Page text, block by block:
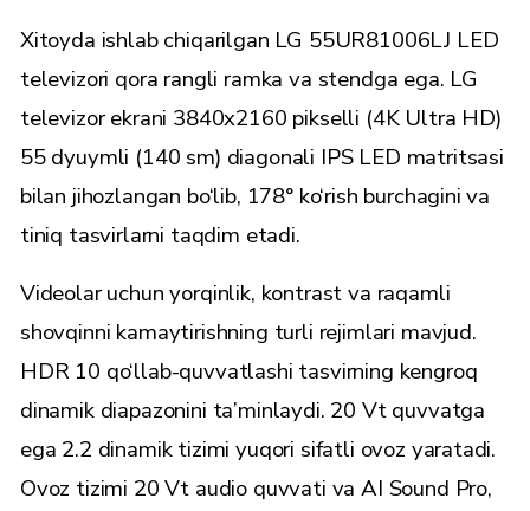
Xitoyda ishlab chiqarilgan LG 55UR81006LJ LED
televizori qora rangli ramka va stendga ega. LG
televizor ekrani 3840x2160 pikselli (4K Ultra HD)
55 dyuymli (140 sm) diagonali IPS LED matritsasi
bilan jihozlangan bo‘lib, 178° ko‘rish burchagini va
tiniq tasvirlarni taqdim etadi.
Videolar uchun yorqinlik, kontrast va raqamli
shovqinni kamaytirishning turli rejimlari mavjud.
HDR 10 qo‘llab-quvvatlashi tasvirning kengroq
dinamik diapazonini ta’minlaydi. 20 Vt quvvatga
ega 2.2 dinamik tizimi yuqori sifatli ovoz yaratadi.
Ovoz tizimi 20 Vt audio quvvati va AI Sound Pro,